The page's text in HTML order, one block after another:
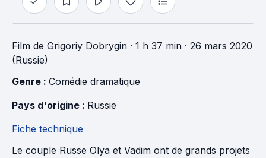
Film de Grigoriy Dobrygin · 1 h 37 min · 26 mars 2020
(Russie)
Genre : Comédie dramatique
Pays d'origine : Russie
Fiche technique
Le couple Russe Olya et Vadim ont de grands projets